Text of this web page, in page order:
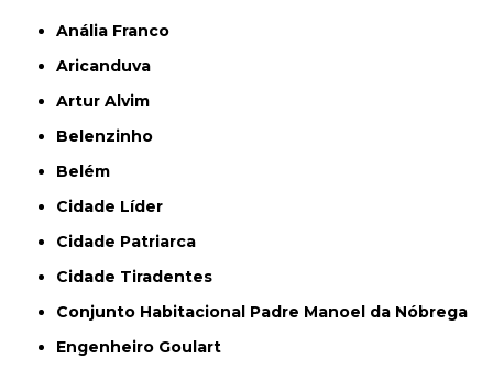
Anália Franco
Aricanduva
Artur Alvim
Belenzinho
Belém
Cidade Líder
Cidade Patriarca
Cidade Tiradentes
Conjunto Habitacional Padre Manoel da Nóbrega
Engenheiro Goulart